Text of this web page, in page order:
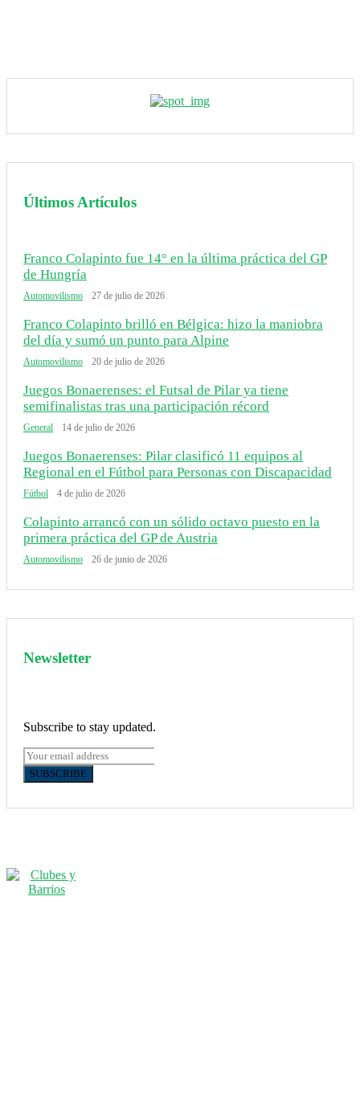
Últimos Artículos
Franco Colapinto fue 14° en la última práctica del GP
de Hungría
Automovilismo 27 de julio de 2026
Franco Colapinto brilló en Bélgica: hizo la maniobra
del día y sumó un punto para Alpine
Automovilismo 20 de julio de 2026
Juegos Bonaerenses: el Futsal de Pilar ya tiene
semifinalistas tras una participación récord
General 14 de julio de 2026
Juegos Bonaerenses: Pilar clasificó 11 equipos al
Regional en el Fútbol para Personas con Discapacidad
Fútbol 4 de julio de 2026
Colapinto arrancó con un sólido octavo puesto en la
primera práctica del GP de Austria
Automovilismo 26 de junio de 2026
Newsletter
Subscribe to stay updated.
SUBSCRIBE